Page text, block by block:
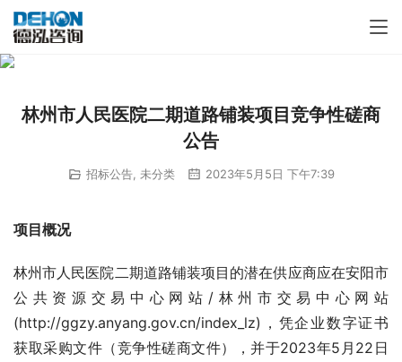
林州市人民医院二期道路铺装项目竞争性磋商
公告
招标公告, 未分类 2023年5月5日 下午7:39
项目概况
林州市人民医院二期道路铺装项目的潜在供应商应在安阳市
公共资源交易中心网站/林州市交易中心网站
(http://ggzy.anyang.gov.cn/index_lz)，凭企业数字证书
获取采购文件（竞争性磋商文件），并于2023年5月22日